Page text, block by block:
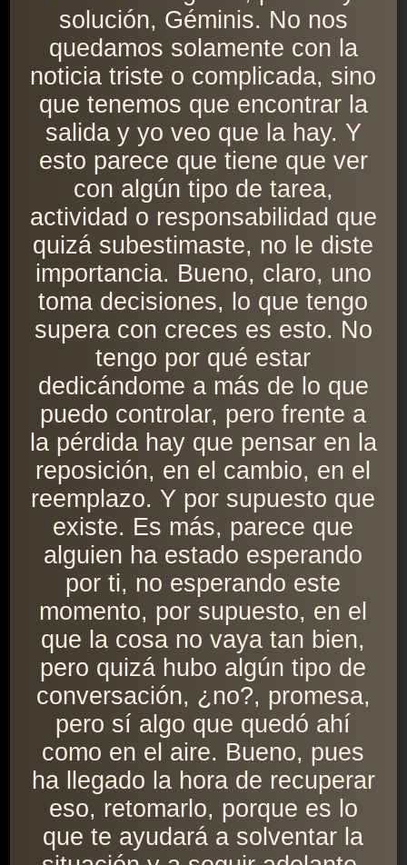
solución, Géminis. No nos
quedamos solamente con la
noticia triste o complicada, sino
que tenemos que encontrar la
salida y yo veo que la hay. Y
esto parece que tiene que ver
con algún tipo de tarea,
actividad o responsabilidad que
quizá subestimaste, no le diste
importancia. Bueno, claro, uno
toma decisiones, lo que tengo
supera con creces es esto. No
tengo por qué estar
dedicándome a más de lo que
puedo controlar, pero frente a
la pérdida hay que pensar en la
reposición, en el cambio, en el
reemplazo. Y por supuesto que
existe. Es más, parece que
alguien ha estado esperando
por ti, no esperando este
momento, por supuesto, en el
que la cosa no vaya tan bien,
pero quizá hubo algún tipo de
conversación, ¿no?, promesa,
pero sí algo que quedó ahí
como en el aire. Bueno, pues
ha llegado la hora de recuperar
eso, retomarlo, porque es lo
que te ayudará a solventar la